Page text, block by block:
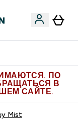
ПО
В
САЙТЕ.
Mist